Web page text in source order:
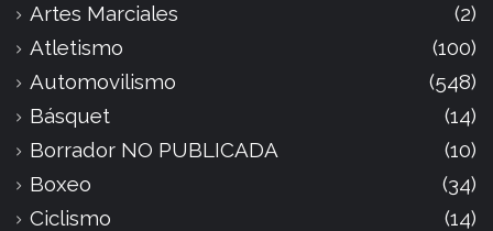
Artes Marciales
(2)
Atletismo
(100)
Automovilismo
(548)
Básquet
(14)
Borrador NO PUBLICADA
(10)
Boxeo
(34)
Ciclismo
(14)